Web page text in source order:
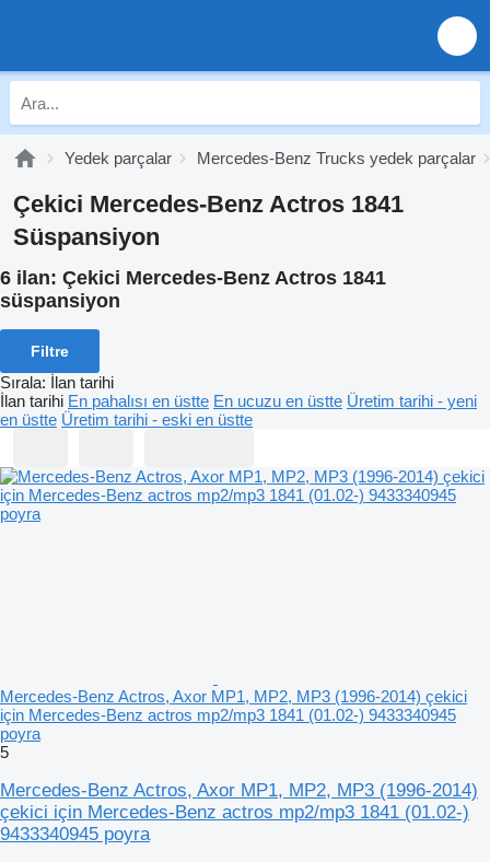
Yedek parçalar Mercedes-Benz Trucks yedek parçalar
Çekici Mercedes-Benz Actros 1841
Süspansiyon
6 ilan: Çekici Mercedes-Benz Actros 1841
süspansiyon
Filtre
Sırala: İlan tarihi
İlan tarihi En pahalısı en üstte En ucuzu en üstte Üretim tarihi - yeni
en üstte Üretim tarihi - eski en üstte
Mercedes-Benz Actros, Axor MP1, MP2, MP3 (1996-2014) çekici
için Mercedes-Benz actros mp2/mp3 1841 (01.02-) 9433340945
poyra
5
Mercedes-Benz Actros, Axor MP1, MP2, MP3 (1996-2014)
çekici için Mercedes-Benz actros mp2/mp3 1841 (01.02-)
9433340945 poyra